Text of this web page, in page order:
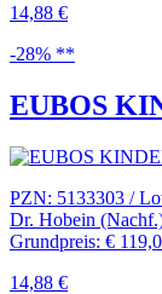
14,88 €
-28% **
EUBOS
PZN: 5133303 /
Dr. Hobein
Grundpreis: €
14,88 €